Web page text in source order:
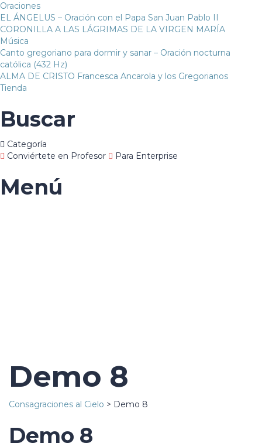
Oraciones
EL ÁNGELUS – Oración con el Papa San Juan Pablo II
CORONILLA A LAS LÁGRIMAS DE LA VIRGEN MARÍA
Música
Canto gregoriano para dormir y sanar – Oración nocturna
católica (432 Hz)
ALMA DE CRISTO Francesca Ancarola y los Gregorianos
Tienda
Buscar
Categoría
Conviértete en Profesor
Para Enterprise
Menú
Demo 8
Consagraciones al Cielo > Demo 8
Demo 8